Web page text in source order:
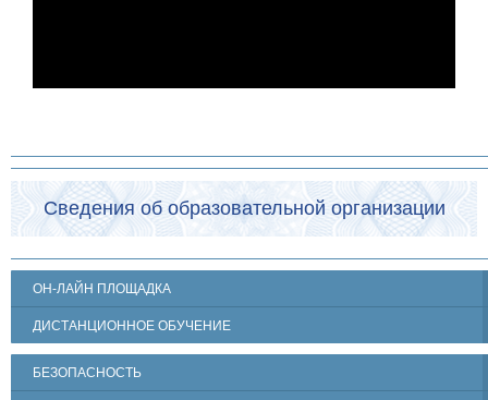
Сведения об образовательной организации
ОН-ЛАЙН ПЛОЩАДКА
ДИСТАНЦИОННОЕ ОБУЧЕНИЕ
БЕЗОПАСНОСТЬ